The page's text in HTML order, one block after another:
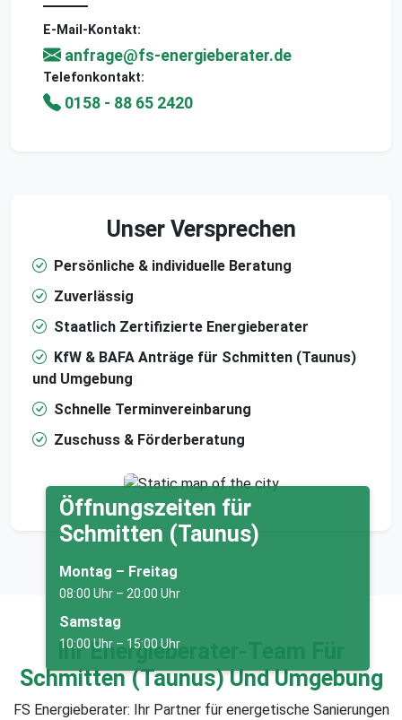
E-Mail-Kontakt:
anfrage@fs-energieberater.de
Telefonkontakt:
0158 - 88 65 2420
Unser Versprechen
Persönliche & individuelle Beratung
Zuverlässig
Staatlich Zertifizierte Energieberater
KfW & BAFA Anträge für Schmitten (Taunus)
und Umgebung
Schnelle Terminvereinbarung
Zuschuss & Förderberatung
Öffnungszeiten für
Schmitten (Taunus)
Montag – Freitag
08:00 Uhr – 20:00 Uhr
Samstag
10:00 Uhr – 15:00 Uhr
Ihr Energieberater-Team Für
Schmitten (Taunus) Und Umgebung
FS Energieberater: Ihr Partner für energetische Sanierungen